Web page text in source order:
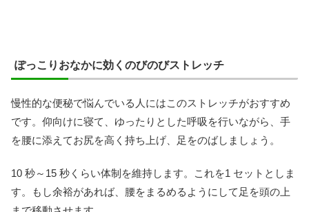
ぽっこりおなかに効くのびのびストレッチ
慢性的な便秘で悩んでいる人にはこのストレッチがおすすめ
です。仰向けに寝て、ゆったりとした呼吸を行いながら、手
を腰に添えてお尻を高く持ち上げ、足をのばしましょう。
10 秒～15 秒くらい体制を維持します。これを1 セットとしま
す。もし余裕があれば、腰をまるめるようにして足を頭の上